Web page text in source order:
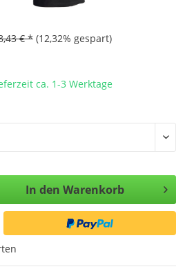
€ * (12,32% gespart)
ca. 1-3 Werktage
In den Warenkorb